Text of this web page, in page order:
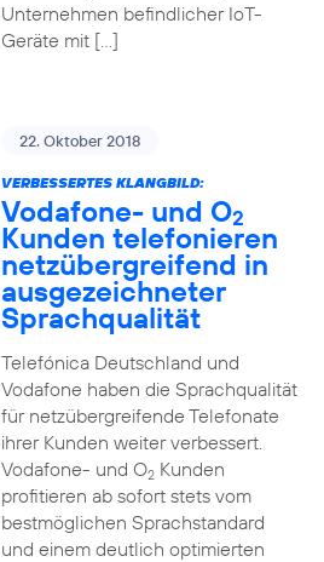
Unternehmen befindlicher IoT-
Geräte mit […]
22. Oktober 2018
VERBESSERTES KLANGBILD:
Vodafone- und O2
Kunden telefonieren
netzübergreifend in
ausgezeichneter
Sprachqualität
Telefónica Deutschland und
Vodafone haben die Sprachqualität
für netzübergreifende Telefonate
ihrer Kunden weiter verbessert.
Vodafone- und O2Kunden
profitieren ab sofort stets vom
bestmöglichen Sprachstandard
und einem deutlich optimierten